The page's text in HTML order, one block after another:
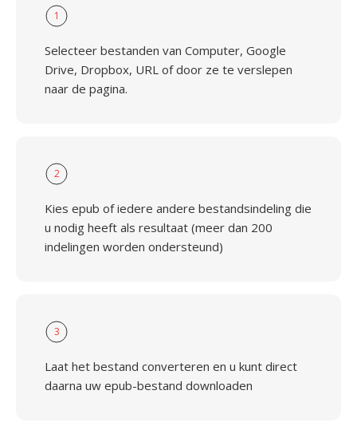
1
Selecteer bestanden van Computer, Google
Drive, Dropbox, URL of door ze te verslepen
naar de pagina.
2
Kies epub of iedere andere bestandsindeling die
u nodig heeft als resultaat (meer dan 200
indelingen worden ondersteund)
3
Laat het bestand converteren en u kunt direct
daarna uw epub-bestand downloaden